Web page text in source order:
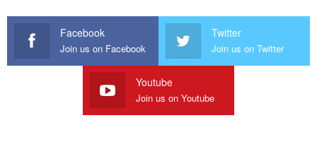
Facebook
Join us on Facebook
Twitter
Join us on Twitter
Youtube
Join us on Youtube